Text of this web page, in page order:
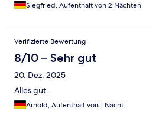
Siegfried, Aufenthalt von 2 Nächten
Verifizierte Bewertung
8/10 – Sehr gut
20. Dez. 2025
Alles gut.
Arnold, Aufenthalt von 1 Nacht